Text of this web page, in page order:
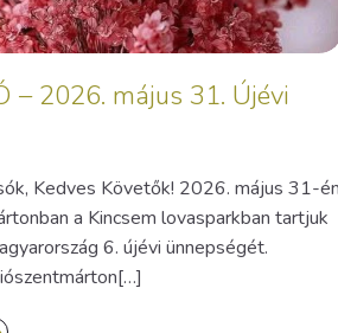
– 2026. május 31. Újévi
Kedves Követők! 2026. május 31-
a Kincsem lovasparkban tartjuk
6. újévi ünnepségét.